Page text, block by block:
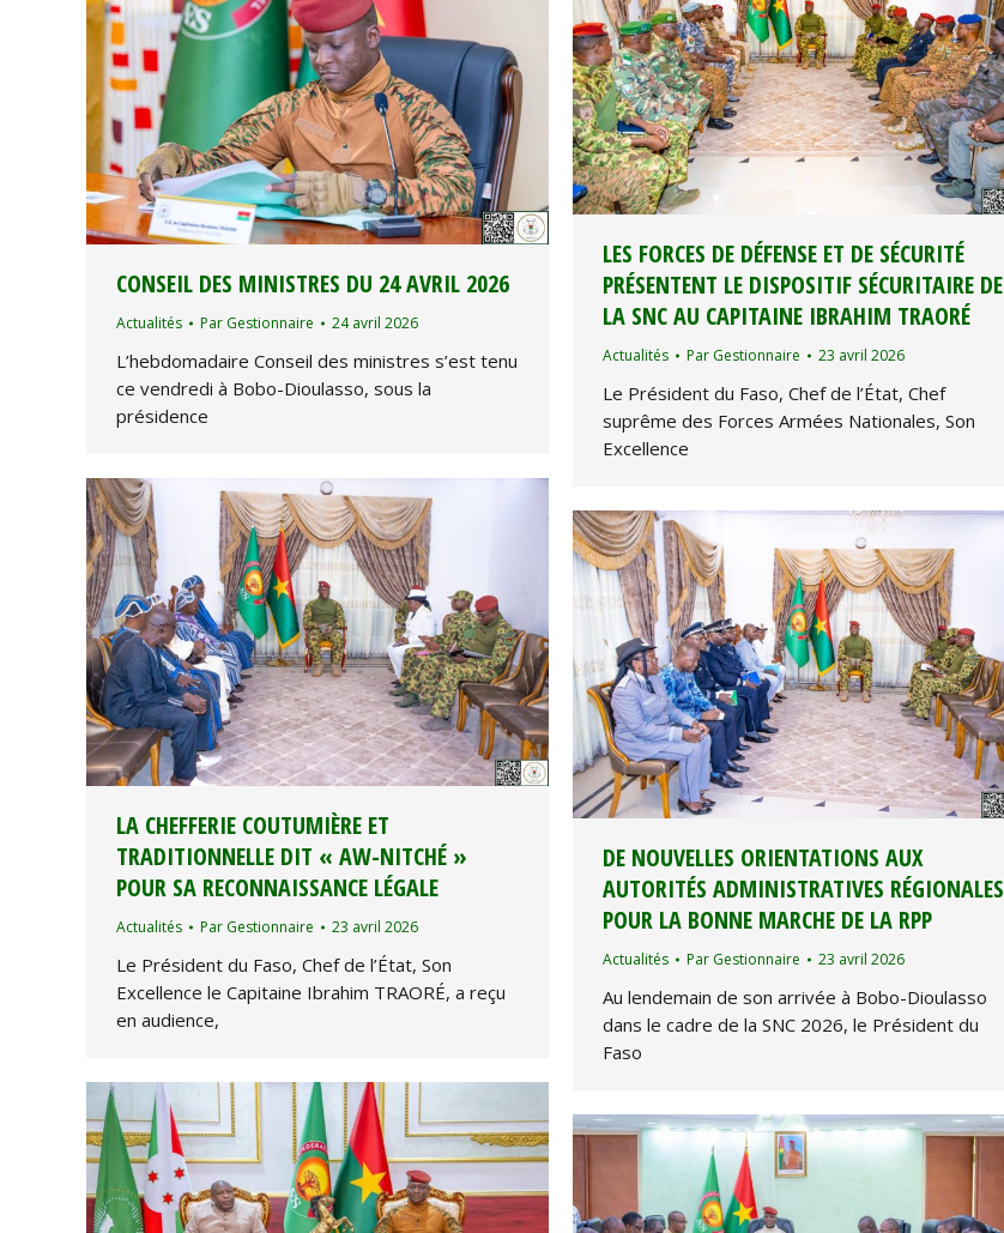
CONSEIL DES MINISTRES DU 24 AVRIL 2026
Actualités Par Gestionnaire 24 avril 2026
L’hebdomadaire Conseil des ministres s’est tenu
ce vendredi à Bobo-Dioulasso, sous la
présidence
LES FORCES DE DÉFENSE ET DE SÉCURITÉ
PRÉSENTENT LE DISPOSITIF SÉCURITAIRE DE
LA SNC AU CAPITAINE IBRAHIM TRAORÉ
Actualités Par Gestionnaire 23 avril 2026
Le Président du Faso, Chef de l’État, Chef
suprême des Forces Armées Nationales, Son
Excellence
LA CHEFFERIE COUTUMIÈRE ET
TRADITIONNELLE DIT « AW-NITCHÉ »
POUR SA RECONNAISSANCE LÉGALE
Actualités Par Gestionnaire 23 avril 2026
Le Président du Faso, Chef de l’État, Son
Excellence le Capitaine Ibrahim TRAORÉ, a reçu
en audience,
DE NOUVELLES ORIENTATIONS AUX
AUTORITÉS ADMINISTRATIVES RÉGIONALES
POUR LA BONNE MARCHE DE LA RPP
Actualités Par Gestionnaire 23 avril 2026
Au lendemain de son arrivée à Bobo-Dioulasso
dans le cadre de la SNC 2026, le Président du
Faso